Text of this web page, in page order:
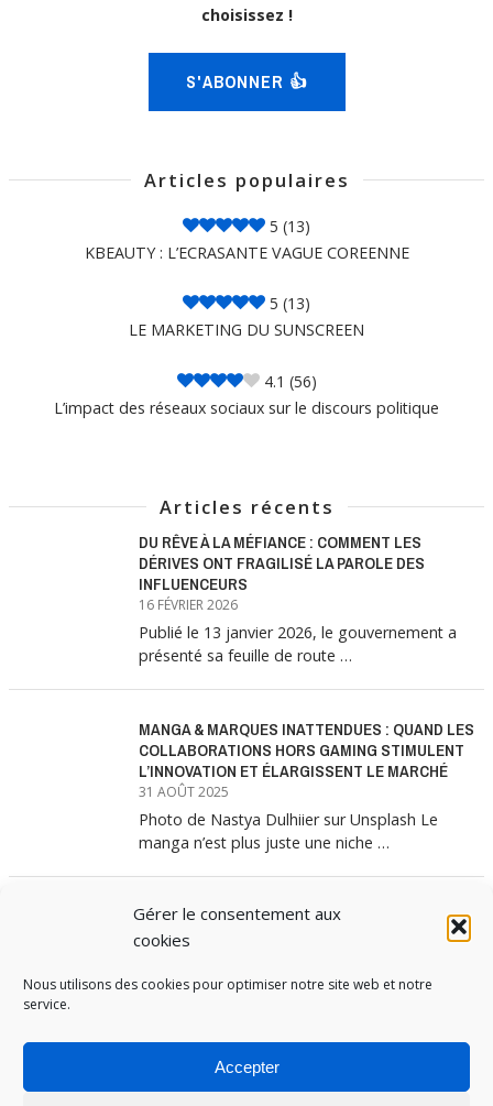
Gérer le consentement aux
cookies
Nous utilisons des cookies pour optimiser notre site web et notre
service.
Accepter
choisissez !
S'ABONNER 👍
Articles populaires
5 (13)
KBEAUTY : L’ECRASANTE VAGUE COREENNE
5 (13)
LE MARKETING DU SUNSCREEN
4.1 (56)
L’impact des réseaux sociaux sur le discours politique
Articles récents
DU RÊVE À LA MÉFIANCE : COMMENT LES
DÉRIVES ONT FRAGILISÉ LA PAROLE DES
INFLUENCEURS
16 FÉVRIER 2026
Publié le 13 janvier 2026, le gouvernement a
présenté sa feuille de route …
MANGA & MARQUES INATTENDUES : QUAND LES
COLLABORATIONS HORS GAMING STIMULENT
L’INNOVATION ET ÉLARGISSENT LE MARCHÉ
31 AOÛT 2025
Photo de Nastya Dulhiier sur Unsplash Le
manga n’est plus juste une niche …
MANGA & MARQUES : ANATOMIE D’UNE
ALLIANCE MARKETING GAGNANTE
Les interminables files d’attente devant les